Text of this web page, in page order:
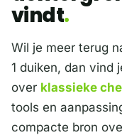
vindt
Wil je meer terug
1 duiken, dan vind
over klassieke
tools en
compacte bron